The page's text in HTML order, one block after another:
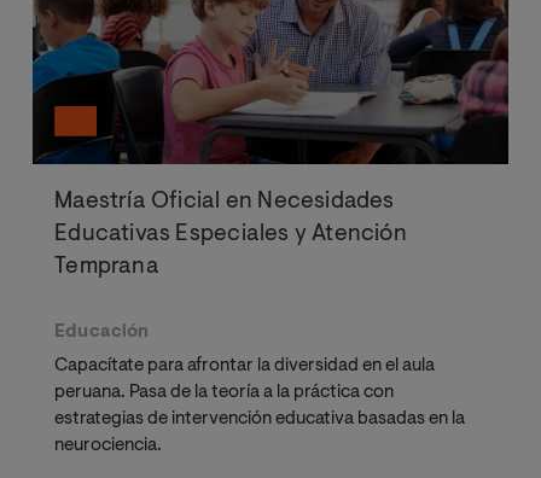
Maestría Oficial en Necesidades
Educativas Especiales y Atención
Temprana
Educación
Capacítate para afrontar la diversidad en el aula
peruana. Pasa de la teoría a la práctica con
estrategias de intervención educativa basadas en la
neurociencia.